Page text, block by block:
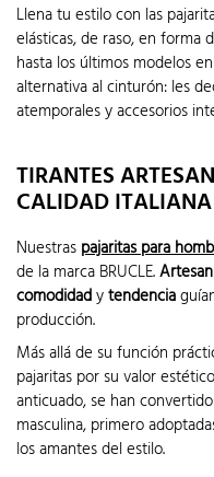
Llena tu estilo con las
elásticas, de raso, en forma
hasta los últimos modelos
alternativa al cinturón: les
atemporales y accesorios
TIRANTES
CALIDAD
Nuestras pajaritas para
de la marca BRUCLE.
comodidadytendencia
producción.
Más allá de su función
pajaritas por su valor
anticuado, se han
masculina, primero
los amantes del estilo.